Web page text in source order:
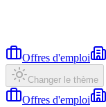
Offres d'emploi
Changer le thème
Offres d'emploi